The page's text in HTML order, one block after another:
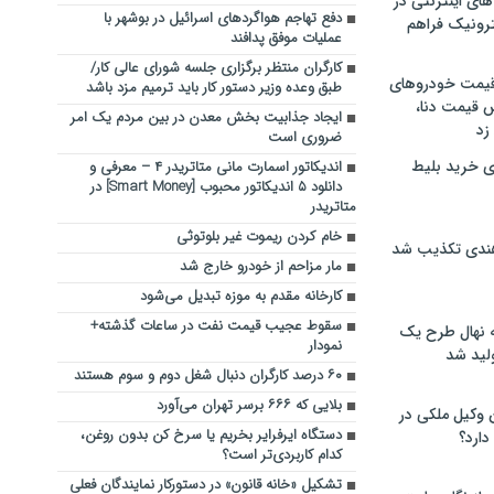
فراهم
قیمت خودروهای
قیمت دنا،
زد
خرید بلیط
تکذیب شد
نهال طرح یک
شد
وکیل ملکی در
دفع تهاجم هواگردهای اسرائیل در بوشهر با
عملیات موفق پدافند
کارگران منتظر برگزاری جلسه شورای عالی کار/
طبق وعده وزیر دستور کار باید ترمیم مزد باشد
ایجاد جذابیت بخش معدن در بین مردم یک امر
ضروری است
اندیکاتور اسمارت مانی متاتریدر ۴ – معرفی و
دانلود ۵ اندیکاتور محبوب [Smart Money] در
متاتریدر
خام كردن ريموت غیر بلوتوثی
مار مزاحم از خودرو خارج شد
کارخانه مقدم به موزه تبدیل می‌شود
سقوط عجیب قیمت نفت در ساعات گذشته+
نمودار
۶۰ درصد کارگران دنبال شغل دوم و سوم هستند
بلایی که ۶۶۶ برسر تهران می‌آورد
دستگاه ایرفرایر بخریم یا سرخ کن بدون روغن،
کدام کاربردی‌تر است؟
تشکیل «خانه قانون» در دستورکار نمایندگان فعلی